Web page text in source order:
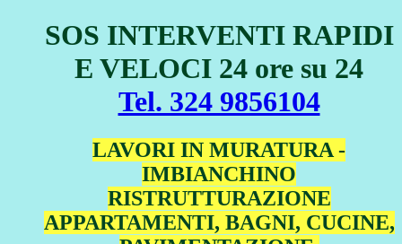
SOS INTERVENTI RAPIDI
E VELOCI 24 ore su 24
Tel. 324 9856104
LAVORI IN MURATURA -
IMBIANCHINO
RISTRUTTURAZIONE
APPARTAMENTI, BAGNI, CUCINE,